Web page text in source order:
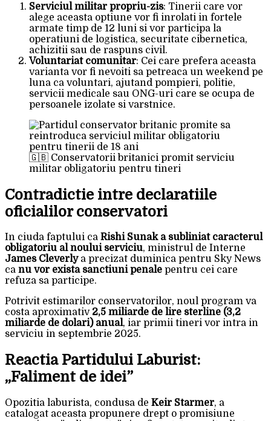
Serviciul militar propriu-zis: Tinerii care vor
alege aceasta optiune vor fi inrolati in fortele
armate timp de 12 luni si vor participa la
operatiuni de logistica, securitate cibernetica,
achizitii sau de raspuns civil.
Voluntariat comunitar: Cei care prefera aceasta
varianta vor fi nevoiti sa petreaca un weekend pe
luna ca voluntari, ajutand pompieri, politie,
servicii medicale sau ONG-uri care se ocupa de
persoanele izolate si varstnice.
🇬🇧 Conservatorii britanici promit serviciu
militar obligatoriu pentru tineri
Contradictie intre declaratiile
oficialilor conservatori
In ciuda faptului ca Rishi Sunak a subliniat caracterul
obligatoriu al noului serviciu, ministrul de Interne
James Cleverlya precizat duminica pentru Sky News
ca nu vor exista sanctiuni penale pentru cei care
refuza sa participe.
Potrivit estimarilor conservatorilor, noul program va
costa aproximativ 2,5 miliarde de lire sterline (3,2
miliarde de dolari) anual, iar primii tineri vor intra in
serviciu in septembrie 2025.
Reactia Partidului Laburist:
„Faliment de idei”
Opozitia laburista, condusa de Keir Starmer, a
catalogat aceasta propunere drept o promisiune